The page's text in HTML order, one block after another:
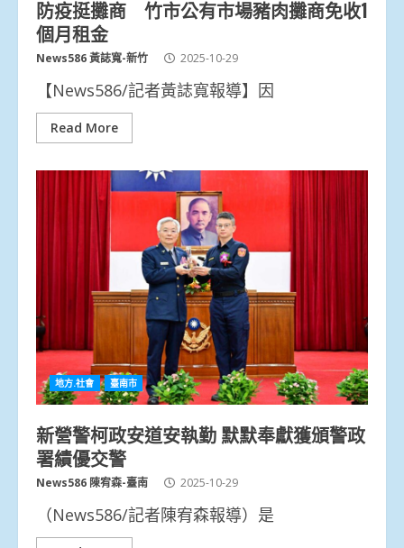
防疫挺攤商 竹市公有市場豬肉攤商免收1
個月租金
News586 黃誌寬-新竹 2025-10-29
【News586/記者黃誌寬報導】因
Read More
地方.社會 臺南市
新營警柯政安道安執勤 默默奉獻獲頒警政
署績優交警
News586 陳宥森-臺南 2025-10-29
（News586/記者陳宥森報導）是